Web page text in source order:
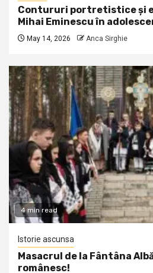
Contururi portretistice și
Mihai Eminescu în
May 14, 2026 Anca Sirghie
4 min read
Istorie ascunsa
Masacrul de la Fântâna
românesc!